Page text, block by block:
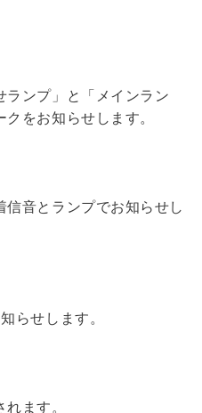
ンプ」と「メインラン
をお知らせします。
音とランプでお知らせし
らせします。
ます。